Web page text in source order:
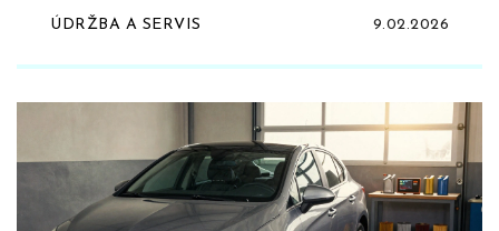
ÚDRŽBA A SERVIS 9.02.2026